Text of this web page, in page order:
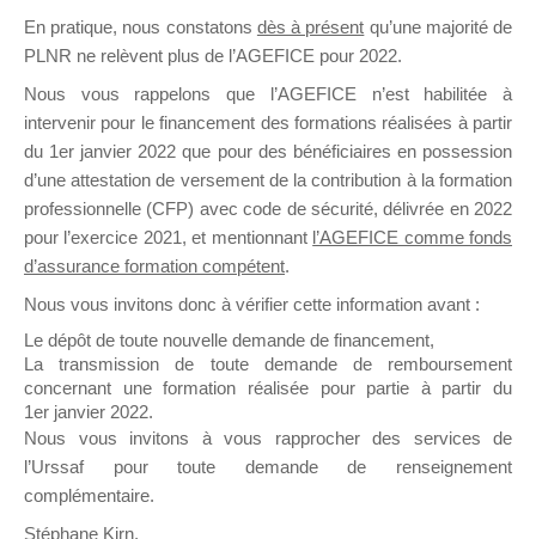
il y a un mois
Ce groupe est destiné aux Organismes de
Formation qui souhaitent répondre à l’Appel à
Propositions Mallette du Dirigeant.
Ce groupe propose un forum dédié au support
sur lequel il est possible de laisser un message
ou poser une question.
NB : Il est nécessaire d’être
pouvoir rejoindre ce groupe
En pratique, nous constatons dès à présent qu’une majorité de
PLNR ne relèvent plus de l’AGEFICE pour 2022.
Nous vous rappelons que l’AGEFICE n’est habilitée à
intervenir pour le financement des formations réalisées à partir
du 1er janvier 2022 que pour des bénéficiaires en possession
d’une attestation de versement de la contribution à la formation
professionnelle (CFP) avec code de sécurité, délivrée en 2022
pour l’exercice 2021, et mentionnant l’AGEFICE comme fonds
d’assurance formation compétent.
Nous vous invitons donc à vérifier cette information avant :
Le dépôt de toute nouvelle demande de financement,
La transmission de toute demande de remboursement
concernant une formation réalisée pour partie à partir du
1er janvier 2022.
Nous vous invitons à vous rapprocher des services de
l’Urssaf pour toute demande de renseignement
complémentaire.
Stéphane Kirn,